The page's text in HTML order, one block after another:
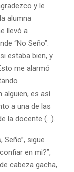
y le
alumna
llevó a
“No Seño”.
estaba bien, y
me alarmó
alguien, es así
a una de las
la docente (…).
sigue
en mi?”,
cabeza gacha,